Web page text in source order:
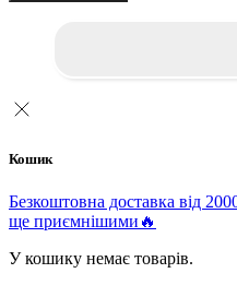
Кошик
Безкоштовна доставка від
ще приємнішими🔥
У кошику немає товарів.